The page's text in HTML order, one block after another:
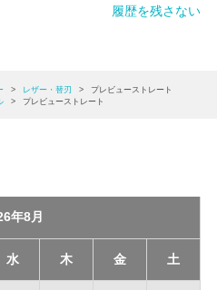
履歴を残さない
> レザー・替刃 >
プレビューストレート
> プレビューストレート
年8月
水 木 金 土